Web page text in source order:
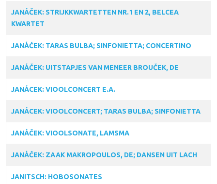
JANÁČEK: STRIJKKWARTETTEN NR.1 EN 2, BELCEA
KWARTET
JANÁČEK: TARAS BULBA; SINFONIETTA; CONCERTINO
JANÁČEK: UITSTAPJES VAN MENEER BROUČEK, DE
JANÁCEK: VIOOLCONCERT E.A.
JANÁCEK: VIOOLCONCERT; TARAS BULBA; SINFONIETTA
JANÁČEK: VIOOLSONATE, LAMSMA
JANÁČEK: ZAAK MAKROPOULOS, DE; DANSEN UIT LACH
JANITSCH: HOBOSONATES